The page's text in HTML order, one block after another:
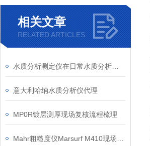
相关文章
RELATED ARTICLES
意大利哈纳水质分析仪代理
MP0R镀层测厚现场复核流程梳理